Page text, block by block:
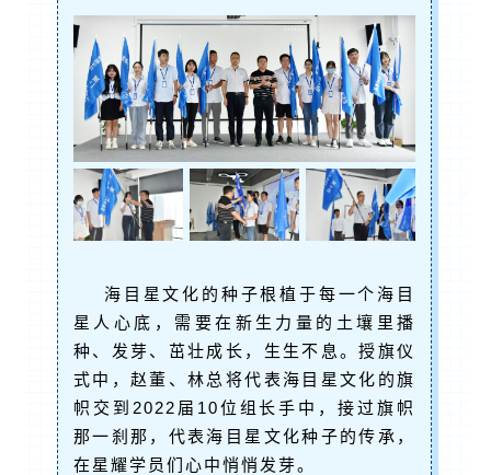
海目星文化的种子根植于每一个海目
星人心底，需要在新生力量的土壤里播
种、发芽、茁壮成长，生生不息。授旗仪
式中，赵董、林总将代表海目星文化的旗
帜交到2022届10位组长手中，接过旗帜
那一刹那，代表海目星文化种子的传承，
在星耀学员们心中悄悄发芽。